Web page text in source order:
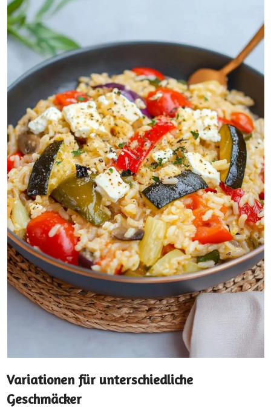
Variationen für unterschiedliche
Geschmäcker